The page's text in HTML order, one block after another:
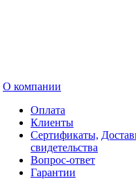
О компании
Оплата
Клиенты
Сертификаты,
свидетельства
Вопрос-ответ
Гарантии